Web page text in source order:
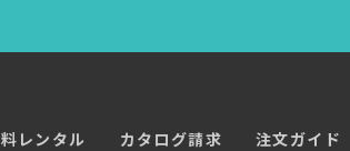
レンタル カタログ請求 注文ガイド